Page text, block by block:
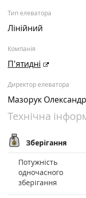
Тип елеватора
Лінійний
Компанія
П'ятидні
Директор елеватора
Мазорук
Технічна
Зберігання
Потужність
одночасного
зберігання